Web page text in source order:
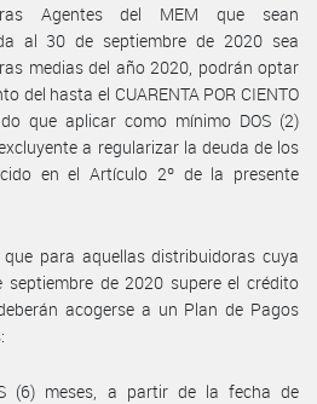
Agentes del MEM que sean
al 30 de septiembre de 2020 sea
medias del año 2020, podrán optar
del hasta el CUARENTA POR CIENTO
que aplicar como mínimo DOS (2)
a regularizar la deuda de los
en el Artículo 2º de la presente
que para aquellas distribuidoras cuya
de 2020 supere el crédito
acogerse a un Plan de Pagos
(6) meses, a partir de la fecha de